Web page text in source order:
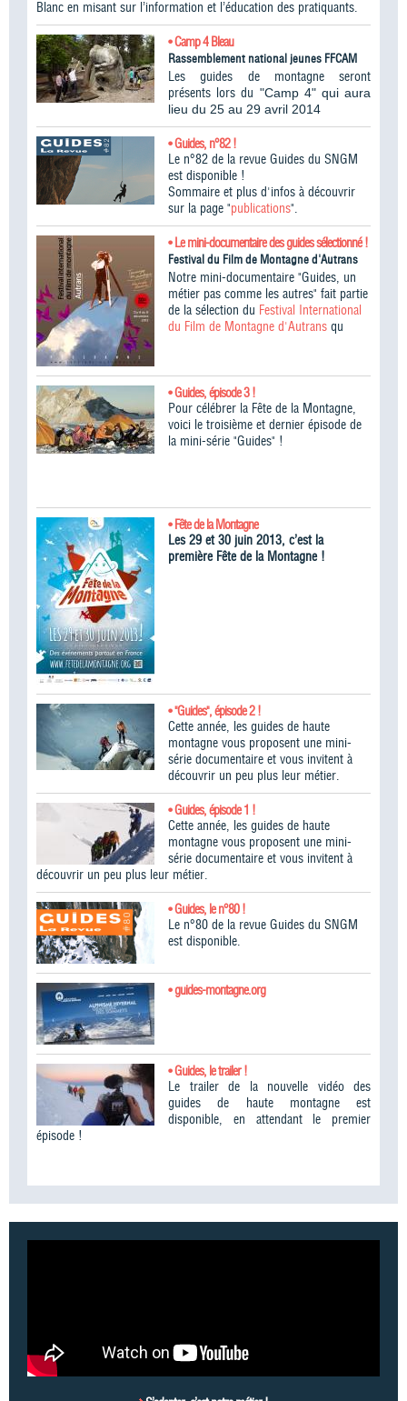
Blanc en misant sur l’information et l’éducation des pratiquants.
• Camp 4 Bleau
Rassemblement national jeunes FFCAM
Les guides de montagne seront
présents lors du "Camp 4" qui aura
lieu du 25 au 29 avril 2014
• Guides, n°82 !
Le n°82 de la revue Guides du SNGM
est disponible !
Sommaire et plus d'infos à découvrir
sur la page "publications".
• Le mini-documentaire des guides sélectionné !
Festival du Film de Montagne d'Autrans
Notre mini-documentaire "Guides, un
métier pas comme les autres" fait partie
de la sélection du Festival International
du Film de Montagne d'Autrans qu
• Guides, épisode 3 !
Pour célébrer la Fête de la Montagne,
voici le troisième et dernier épisode de
la mini-série "Guides" !
• Fête de la Montagne
Les 29 et 30 juin 2013, c’est la
première Fête de la Montagne !
• "Guides", épisode 2 !
Cette année, les guides de haute
montagne vous proposent une mini-
série documentaire et vous invitent à
découvrir un peu plus leur métier.
• Guides, épisode 1 !
Cette année, les guides de haute
montagne vous proposent une mini-
série documentaire et vous invitent à
découvrir un peu plus leur métier.
• Guides, le n°80 !
Le n°80 de la revue Guides du SNGM
est disponible.
• guides-montagne.org
• Guides, le trailer !
Le trailer de la nouvelle vidéo des
guides de haute montagne est
disponible, en attendant le premier
épisode !